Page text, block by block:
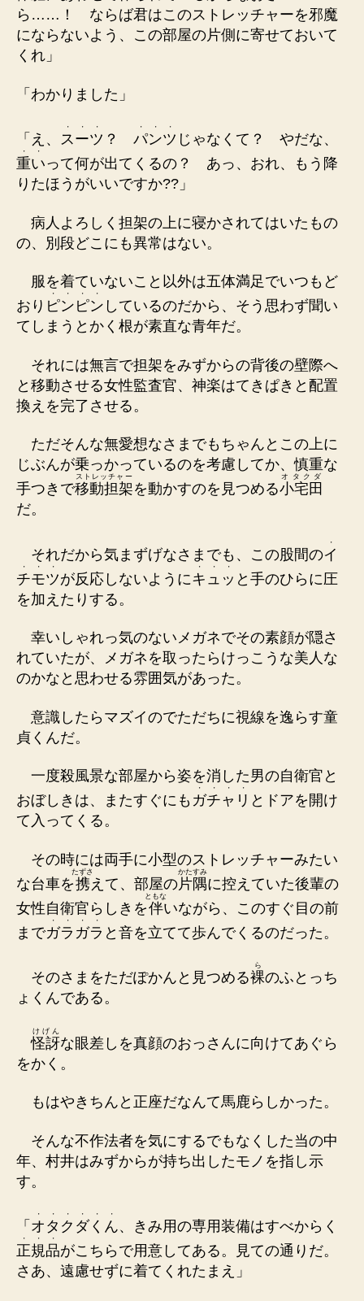
ら……！ ならば君はこのストレッチャーを邪魔
にならないよう、この部屋の片側に寄せておいて
くれ」
「わかりました」
「え、 ス
・
ー
・
ツ
・
？ パ
・
ン
・
ツ
・
じゃなくて？ やだな、
重
・
い
・
って何が出てくるの？ あっ、おれ、もう降
りたほうがいいですか??」
病人よろしく担架の上に寝かされてはいたもの
の、別段どこにも異常はない。
服を着ていないこと以外は五体満足でいつもど
おり ピ
・
ン
・
ピ
・
ン
・
しているのだから、そう思わず聞い
てしまうとかく根が素直な青年だ。
それには無言で担架をみずからの背後の壁際へ
と移動させる女性監査官、神楽はてきぱきと配置
換えを完了させる。
ただそんな無愛想なさまでもちゃんとこの上に
じぶんが乗っかっているのを考慮してか、慎重な
手つきで移動担架
ストレッチャー
を動かすのを見つめる小宅田
オタクダ
だ。
それだから気まずげなさまでも、この股間のイ
・
チ
・
モ
・
ツ
・
が反応しないようにキ
・
ュ
・
ッ
・
と手のひらに圧
を加えたりする。
幸いしゃれっ気のないメガネでその素顔が隠さ
れていたが、メガネを取ったらけっこうな美人な
のかなと思わせる雰囲気があった。
意識したらマズイのでただちに視線を逸らす童
貞くんだ。
一度殺風景な部屋から姿を消した男の自衛官と
おぼしきは、またすぐにも ガ
・
チ
・
ャ
・
リ
・
とドアを開け
て入ってくる。
その時には両手に小型のストレッチャーみたい
な台車を携
たずさ
えて、部屋の片隅
かたすみ
に控えていた後輩の
女性自衛官らしきを伴
ともな
いながら、このすぐ目の前
までガ
・
ラ
・
ガ
・
ラ
・
と音を立てて歩んでくるのだった。
そのさまをただぽかんと見つめる裸
ら
のふとっち
ょくんである。
怪訝
けげん
な眼差しを真顔のおっさんに向けてあぐら
をかく。
もはやきちんと正座だなんて馬鹿らしかった。
そんな不作法者を気にするでもなくした当の中
年、村井はみずからが持ち出したモノを指し示
す。
「 オ
・
タ
・
ク
・
ダ
・
く
・
ん
・
、きみ用の専用装備はすべからく
正
・
規
・
品
・
がこちらで用意してある。見ての通りだ。
さあ、遠慮せずに着てくれたまえ」